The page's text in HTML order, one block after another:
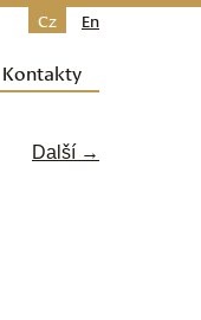
Cz En
Kontakty
Další →